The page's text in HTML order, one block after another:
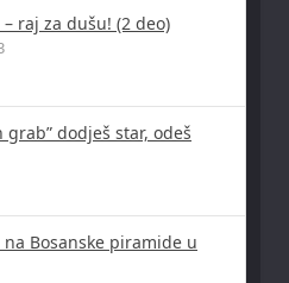
raj za dušu! (2 deo)
grab” dodješ star, odeš
na Bosanske piramide u